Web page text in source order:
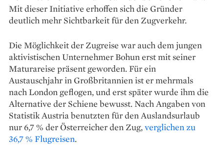
Mit dieser Initiative erhoffen sich die Gründer
deutlich mehr Sichtbarkeit für den Zugverkehr.
Die Möglichkeit der Zugreise war auch dem jungen
aktivistischen Unternehmer Bohun erst mit seiner
Maturareise präsent geworden. Für ein
Austauschjahr in Großbritannien ist er mehrmals
nach London geflogen, und erst später wurde ihm die
Alternative der Schiene bewusst. Nach Angaben von
Statistik Austria benutzten für den Auslandsurlaub
nur 6,7 % der Österreicher den Zug, verglichen zu
36,7 % Flugreisen.